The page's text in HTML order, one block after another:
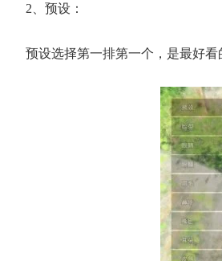
2、预设：
预设选择第一排第一个，是最好